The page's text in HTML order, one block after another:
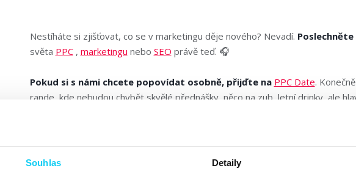
Souhlas Detaily
Nestíháte si zjišťovat, co se v marketingu děje nového? Nevadí.
světa PPC, marketingu nebo SEO právě teď. 🎧
Pokud si s námi chcete popovídat osobně, přijďte na PPC Date.
rande, kde nebudou chybět skvělé přednášky, něco na zub, letní drinky, ale